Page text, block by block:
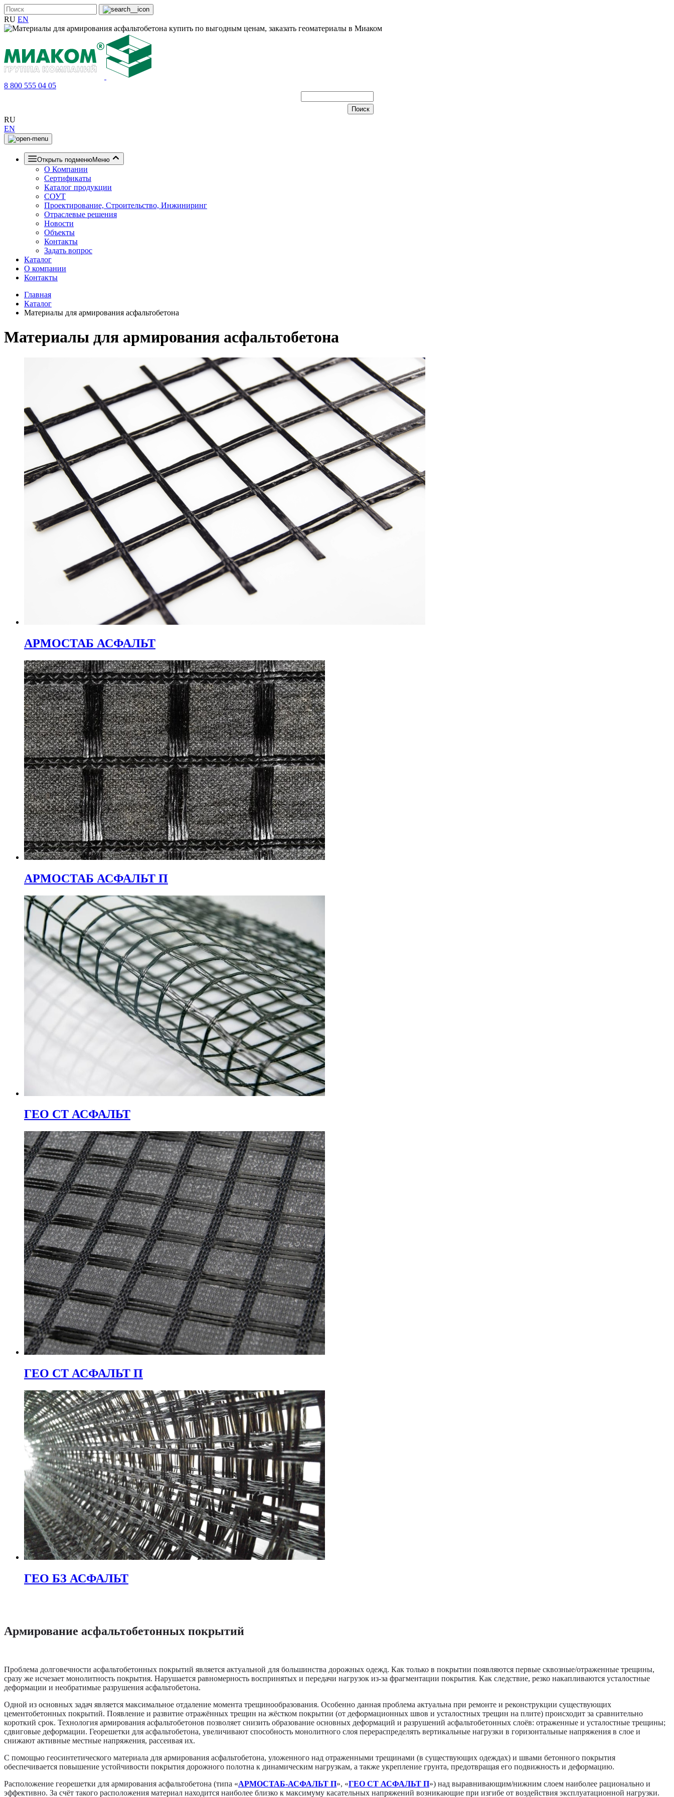
RU EN
8 800 555 04 05
RU
EN
Открыть подменюМеню
О Компании
Сертификаты
Каталог продукции
СОУТ
Проектирование, Строительство, Инжиниринг
Отраслевые решения
Новости
Объекты
Контакты
Задать вопрос
Каталог
О компании
Контакты
Главная
Каталог
Материалы для армирования асфальтобетона
Материалы для армирования асфальтобетона
АРМОСТАБ АСФАЛЬТ
АРМОСТАБ АСФАЛЬТ П
ГЕО СТ АСФАЛЬТ
ГЕО СТ АСФАЛЬТ П
ГЕО БЗ АСФАЛЬТ
Армирование асфальтобетонных покрытий
Проблема долговечности асфальтобетонных покрытий является актуальной для большинства дорожных одежд. Как только в покрытии появляются первые сквозные/отраженные трещины,
сразу же исчезает монолитность покрытия. Нарушается равномерность воспринятых и передачи нагрузок из-за фрагментации покрытия. Как следствие, резко накапливаются усталостные
деформации и необратимые разрушения асфальтобетона.
Одной из основных задач является максимальное отдаление момента трещинообразования. Особенно данная проблема актуальна при ремонте и реконструкции существующих
цементобетонных покрытий. Появление и развитие отражённых трещин на жёстком покрытии (от деформационных швов и усталостных трещин на плите) происходит за сравнительно
короткий срок. Технология армирования асфальтобетонов позволяет снизить образование основных деформаций и разрушений асфальтобетонных слоёв: отраженные и усталостные трещины;
сдвиговые деформации. Георешетки для асфальтобетона, увеличивают способность монолитного слоя перераспределять вертикальные нагрузки в горизонтальные напряжения в слое и
снижают активные местные напряжения, рассеивая их.
С помощью геосинтетического материала для армирования асфальтобетона, уложенного над отраженными трещинами (в существующих одеждах) и швами бетонного покрытия
обеспечивается повышение устойчивости покрытия дорожного полотна к динамическим нагрузкам, а также укрепление грунта, предотвращая его подвижность и деформацию.
Расположение георешетки для армирования асфальтобетона (типа «АРМОСТАБ-АСФАЛЬТ П», «ГЕО СТ АСФАЛЬТ П») над выравнивающим/нижним слоем наиболее рационально и
эффективно. За счёт такого расположения материал находится наиболее близко к максимуму касательных напряжений возникающие при изгибе от воздействия эксплуатационной нагрузки.